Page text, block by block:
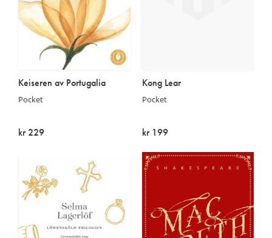
Keiseren av Portugalia
Pocket
kr 229
Kong Lear
Pocket
kr 199